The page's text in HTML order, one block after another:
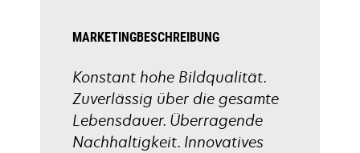
MARKETINGBESCHREIBUNG
Konstant hohe Bildqualität.
Zuverlässig über die gesamte
Lebensdauer. Überragende
Nachhaltigkeit. Innovatives